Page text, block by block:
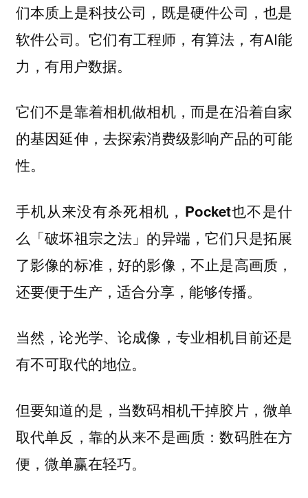
们本质上是科技公司，既是硬件公司，也是
软件公司。它们有工程师，有算法，有AI能
力，有用户数据。
它们不是靠着相机做相机，而是在沿着自家
的基因延伸，去探索消费级影响产品的可能
性。
手机从来没有杀死相机，Pocket也不是什
么「破坏祖宗之法」的异端，它们只是拓展
了影像的标准，好的影像，不止是高画质，
还要便于生产，适合分享，能够传播。
当然，论光学、论成像，专业相机目前还是
有不可取代的地位。
但要知道的是，当数码相机干掉胶片，微单
取代单反，靠的从来不是画质：数码胜在方
便，微单赢在轻巧。